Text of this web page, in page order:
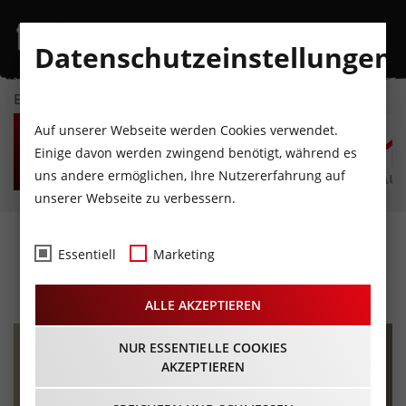
EVENTKALENDER
DO
6
AUGUST
FR
7
AUGUST
SA
8
AUGUST
SO
9
AUGUST
MO
10
AUGUST
Der Liebe süße Blume
07.04.2024 - Beginn 19:30 Uhr
Datenschutzeinstellungen
Auf unserer Webseite werden Cookies verwendet.
Einige davon werden zwingend benötigt, während es
uns andere ermöglichen, Ihre Nutzererfahrung auf
unserer Webseite zu verbessern.
Essentiell Marketing
ALLE AKZEPTIEREN
NUR ESSENTIELLE COOKIES
AKZEPTIEREN